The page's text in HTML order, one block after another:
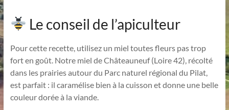
Le conseil de l’apiculteur
Pour cette recette, utilisez un miel toutes fleurs pas trop
fort en goût. Notre miel de Châteauneuf (Loire 42), récolté
dans les prairies autour du Parc naturel régional du Pilat,
est parfait : il caramélise bien à la cuisson et donne une belle
couleur dorée à la viande.